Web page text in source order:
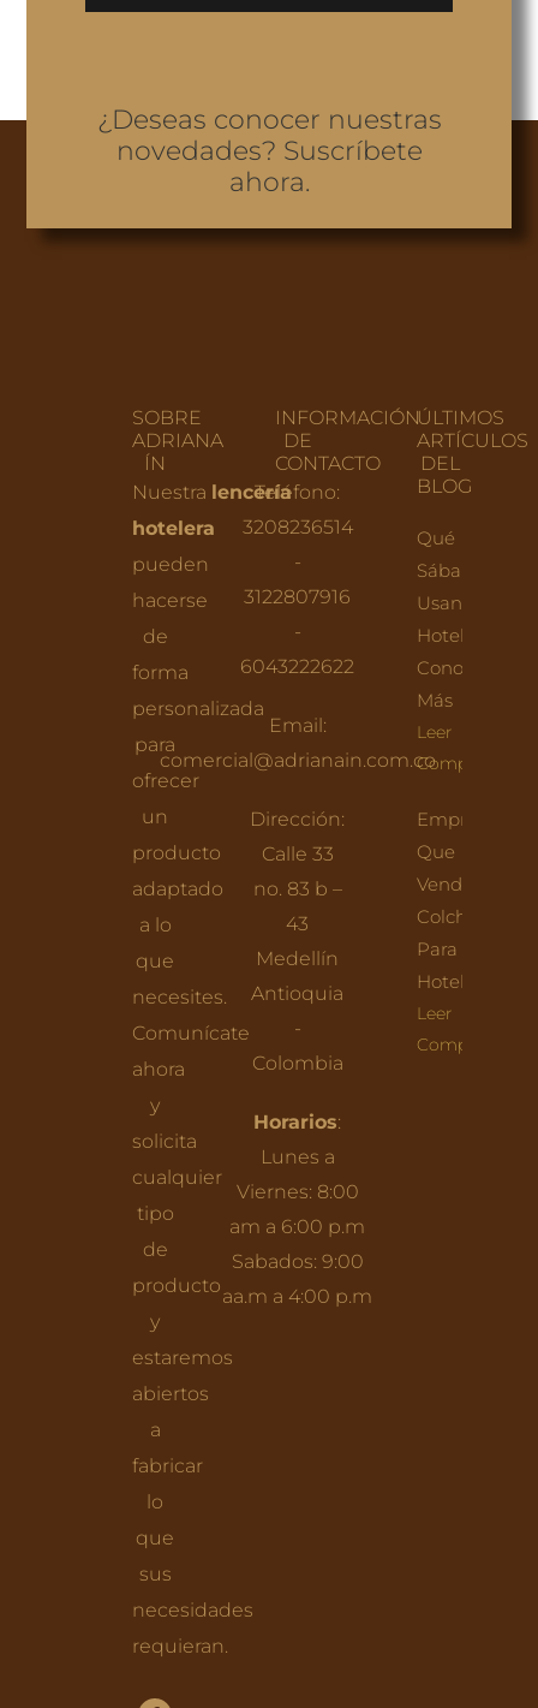
¿Deseas conocer nuestras
novedades? Suscríbete
ahora.
SOBRE
ADRIANA
ÍN
Nuestra lencería
hotelera
pueden
hacerse
de
forma
personalizada
para
ofrecer
un
producto
adaptado
a lo
que
necesites.
Comunícate
ahora
y
solicita
cualquier
tipo
de
producto
y
estaremos
abiertos
a
fabricar
lo
que
sus
necesidades
requieran.
INFORMACIÓN
DE
CONTACTO
Teléfono:
3208236514
-
3122807916
-
6043222622
Email:
comercial@adrianain.com.co
Dirección:
Calle 33
no. 83 b –
43
Medellín
Antioquia
-
Colombia
Horarios:
Lunes a
Viernes: 8:00
am a 6:00 p.m
Sabados: 9:00
aa.m a 4:00 p.m
ÚLTIMOS
ARTÍCULOS
DEL
BLOG
Qué
Sábanas
Usan Los
Hoteles:
Conoce
Más
Leer
Completo
Empresas
Que
Venden
Colchones
Para
Hoteles
Leer
Completo